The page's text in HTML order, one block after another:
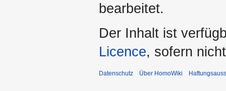
bearbeitet.
Der Inhalt ist
Licence, sofern
Datenschutz Über HomoWiki